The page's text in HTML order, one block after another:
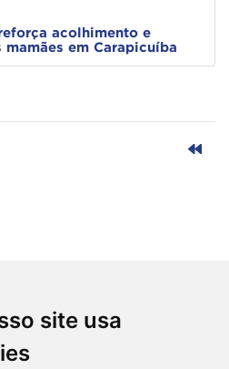
site usa
acolhimento e
em Carapicuíba
DE